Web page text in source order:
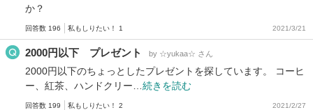
か？
回答数 196 私もしりたい！ 1 2021/3/21
2000円以下 プレゼント by ☆yukaa☆ さん
2000円以下のちょっとしたプレゼントを探しています。 コーヒ
ー、紅茶、ハンドクリー… 続きを読む
回答数 199 私もしりたい！ 2 2021/2/27